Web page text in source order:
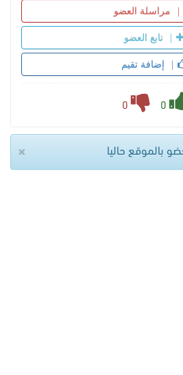
مراسلة العضو
تابع العضو
إضافة تقيم
0
0
× بالموقع حاليا